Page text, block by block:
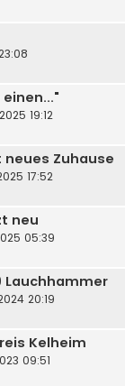
19:12
neues Zuhause
17:52
neu
05:39
Lauchhammer
20:19
Kelheim
09:51